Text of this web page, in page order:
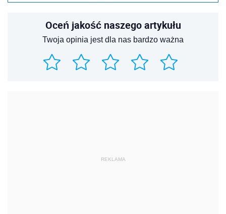
Oceń jakość naszego artykułu
Twoja opinia jest dla nas bardzo ważna
REKLAMA